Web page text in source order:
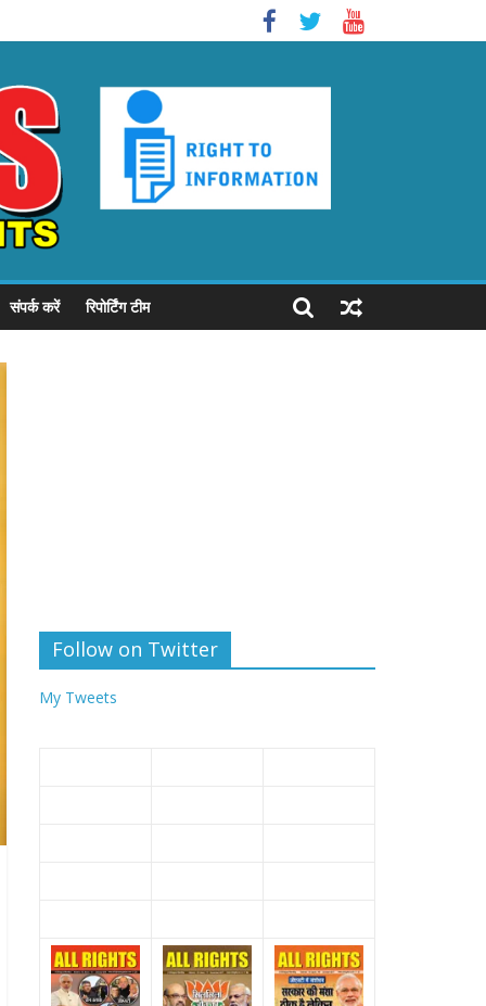
संपर्क करें रिपोर्टिंग टीम
Follow on Twitter
My Tweets